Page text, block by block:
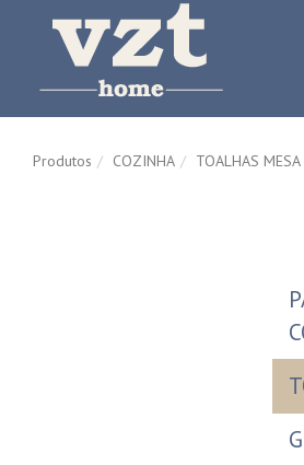
Produtos COZINHA TOALHAS MESA